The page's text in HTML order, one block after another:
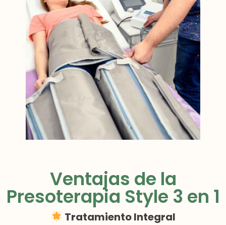
Ventajas de la
Presoterapia Style 3 en 1
Tratamiento Integral